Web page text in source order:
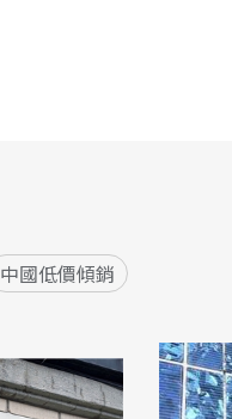
中國低價傾銷